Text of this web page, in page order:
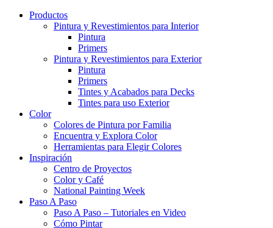
Productos
Pintura y Revestimientos para Interior
Pintura
Primers
Pintura y Revestimientos para Exterior
Pintura
Primers
Tintes y Acabados para Decks
Tintes para uso Exterior
Color
Colores de Pintura por Familia
Encuentra y Explora Color
Herramientas para Elegir Colores
Inspiración
Centro de Proyectos
Color y Café
National Painting Week
Paso A Paso
Paso A Paso – Tutoriales en Video
Cómo Pintar